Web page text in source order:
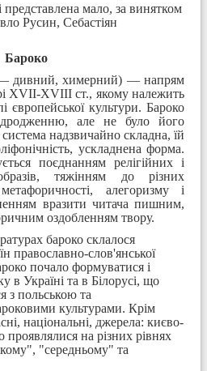
представлена мало, за винятком
Русин, Себастіян
Бароко
— дивний, химерний) — напрям
XVII-XVIII ст., якому належить
європейської культури. Бароко
але не було його
надзвичайно складна, їй
ускладнена форма.
поєднанням релігійних і
тяжінням до різних
алегоризму і
вразити читача пишним,
оздобленням твору.
бароко склалося
православно-слов'янської
почало формуватися і
в Україні та в Білорусі, що
з польською та
культурами. Крім
національні, джерела: києво-
проявлялися на різних рівнях
"середньому" та